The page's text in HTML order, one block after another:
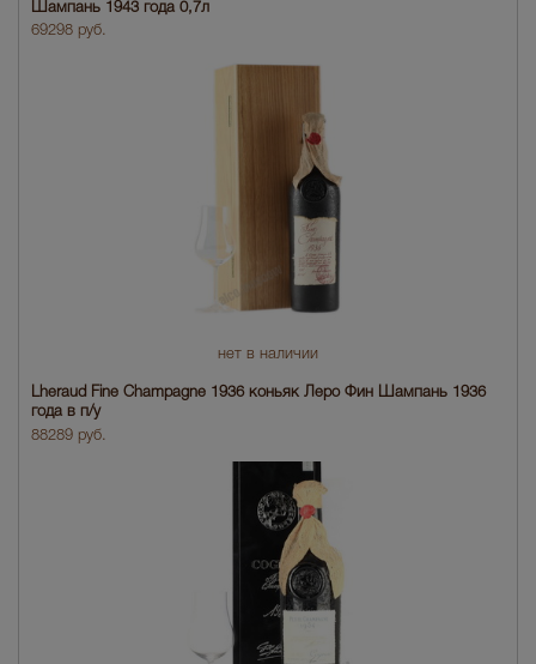
Шампань 1943 года 0,7л
69298 руб.
нет в наличии
Lheraud Fine Champagne 1936 коньяк Леро Фин Шампань 1936
года в п/у
88289 руб.